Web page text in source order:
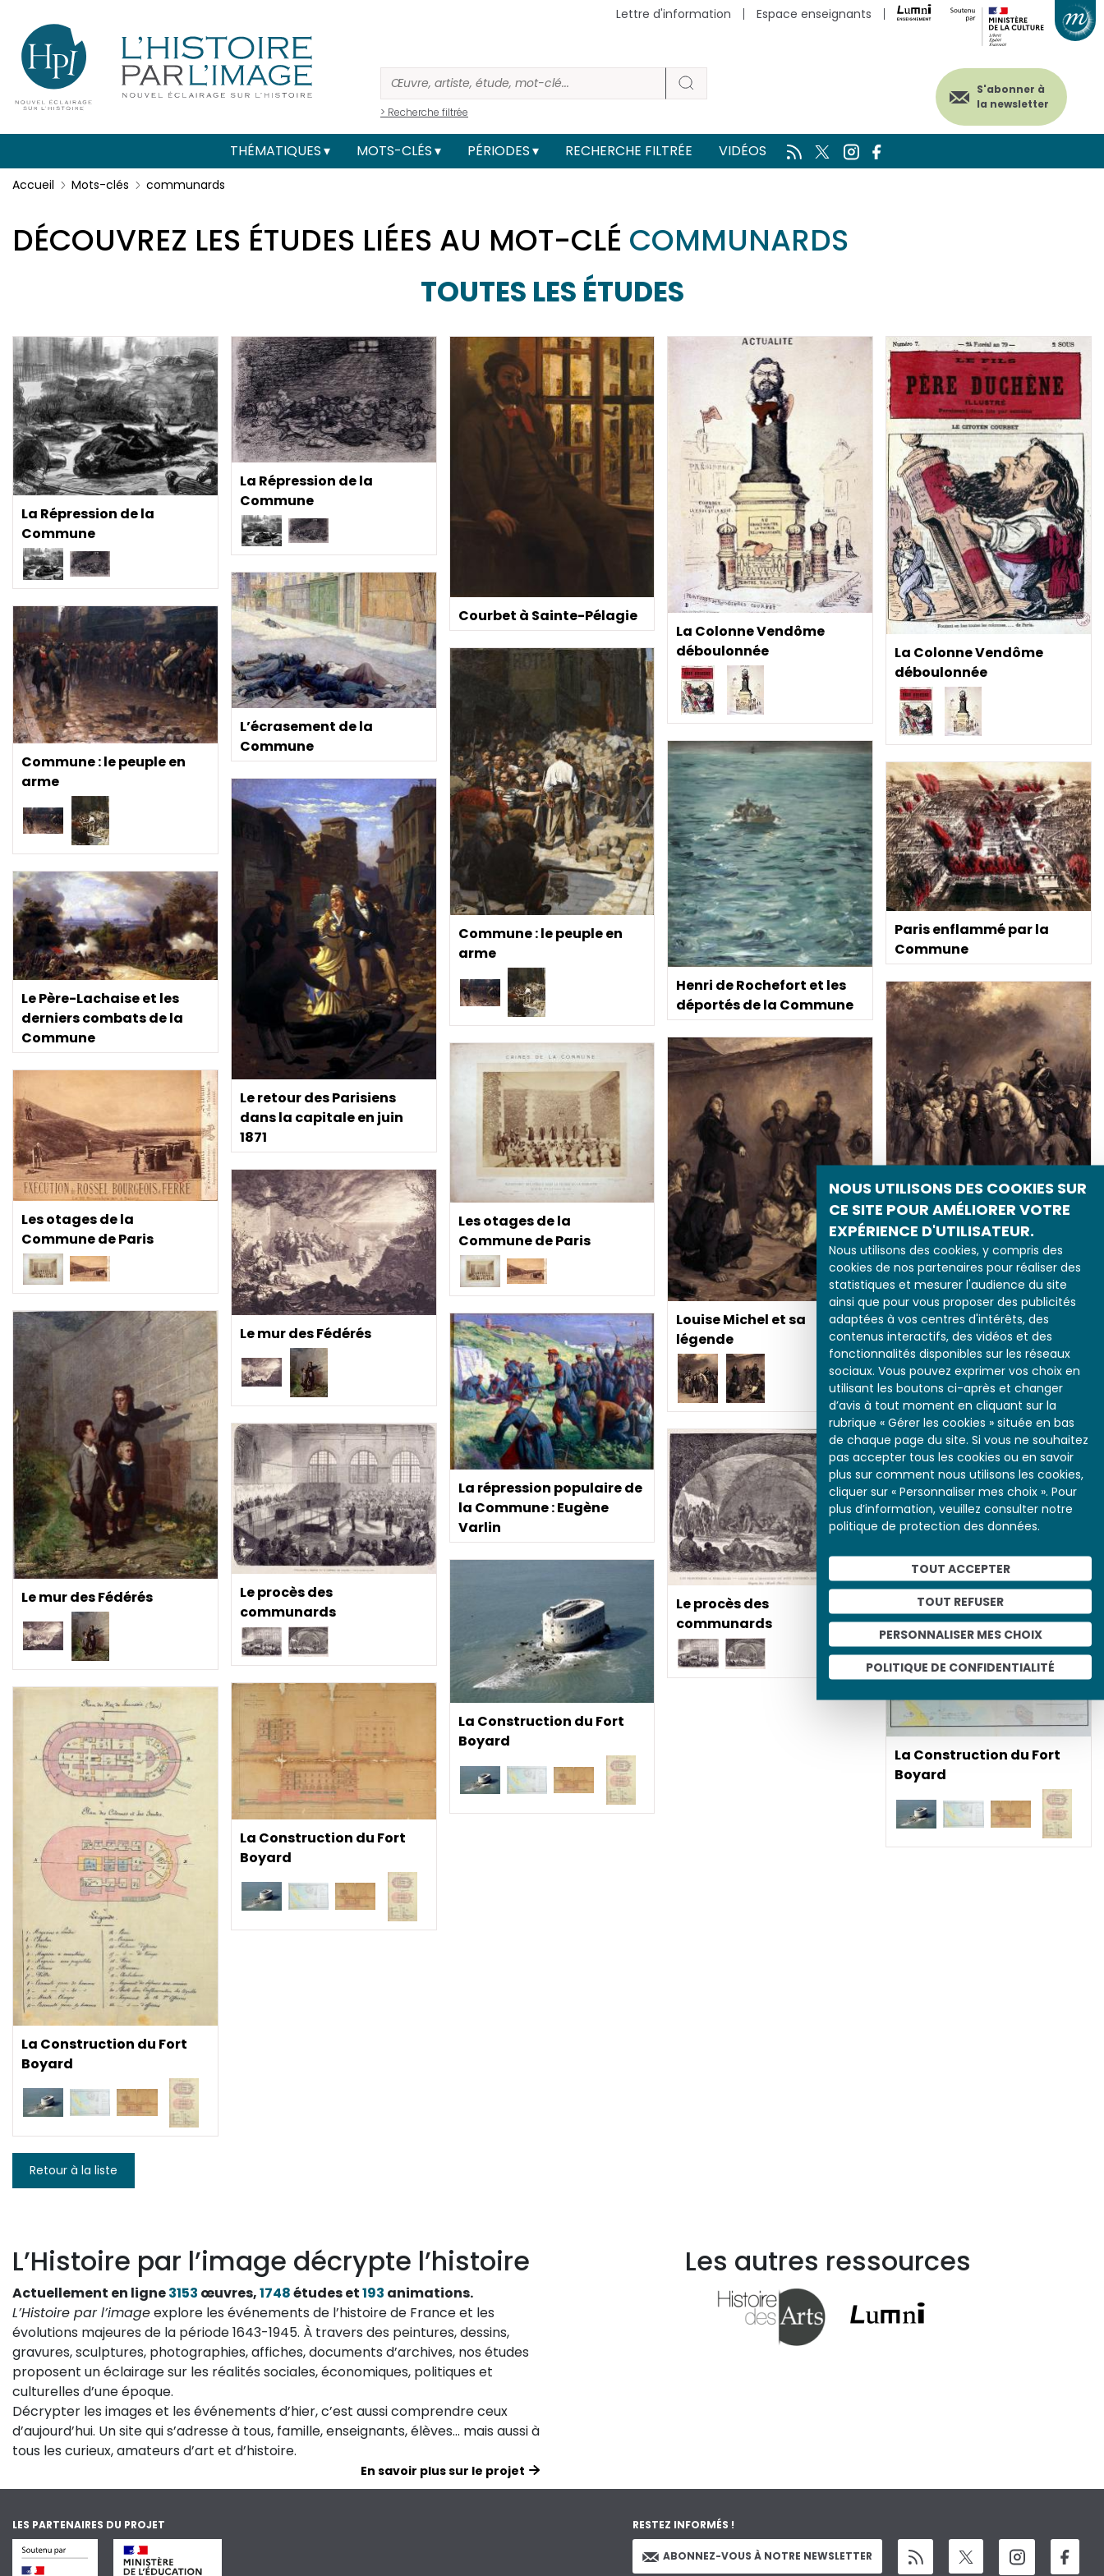
NOUS UTILISONS DES COOKIES SUR
CE SITE POUR AMÉLIORER VOTRE
EXPÉRIENCE D'UTILISATEUR.
Nous utilisons des cookies, y compris des
cookies de nos partenaires pour réaliser des
statistiques et mesurer l'audience du site
ainsi que pour vous proposer des publicités
adaptées à vos centres d'intérêts, des
contenus interactifs, des vidéos et des
fonctionnalités disponibles sur les réseaux
sociaux. Vous pouvez exprimer vos choix en
utilisant les boutons ci-après et changer
d’avis à tout moment en cliquant sur la
rubrique « Gérer les cookies » située en bas
de chaque page du site. Si vous ne souhaitez
pas accepter tous les cookies ou en savoir
plus sur comment nous utilisons les cookies,
cliquer sur « Personnaliser mes choix ». Pour
plus d’information, veuillez consulter notre
politique de protection des données.
TOUT ACCEPTER
TOUT REFUSER
PERSONNALISER MES CHOIX
POLITIQUE DE CONFIDENTIALITÉ
> Recherche filtrée
Menu
secondaire
(header)
Lettre d'information Espace enseignants
S'abonner à
la newsletter
Main
navigation
THÉMATIQUES MOTS-CLÉS PÉRIODES RECHERCHE FILTRÉE VIDÉOS
Accueil Mots-clés communards
DÉCOUVREZ LES ÉTUDES LIÉES AU MOT-CLÉ COMMUNARDS
TOUTES LES ÉTUDES
La Répression de la
Commune
La Répression de la
Commune
Courbet à Sainte-Pélagie
La Colonne Vendôme
déboulonnée
La Colonne Vendôme
déboulonnée
L’écrasement de la
Commune
Commune : le peuple en
arme
Commune : le peuple en
arme
Henri de Rochefort et les
déportés de la Commune
Paris enflammé par la
Commune
Le retour des Parisiens
dans la capitale en juin
1871
Le Père-Lachaise et les
derniers combats de la
Commune
Louise Michel et sa
légende
Louise Michel et sa
légende
Les otages de la
Commune de Paris
Les otages de la
Commune de Paris
Le mur des Fédérés
Le mur des Fédérés
La répression populaire de
la Commune : Eugène
Varlin
Image de la Commune : la
Puebla
Le procès des
communards
Le procès des
communards
La Construction du Fort
Boyard
La Construction du Fort
Boyard
La Construction du Fort
Boyard
La Construction du Fort
Boyard
Retour à la liste
L’Histoire par l’image décrypte l’histoire
Actuellement en ligne3153 œuvres,1748études et193 animations.
L’Histoire par l’imageexplore les événements de l’histoire de France et les
évolutions majeures de la période 1643-1945. À travers des peintures, dessins,
gravures, sculptures, photographies, affiches, documents d’archives, nos études
proposent un éclairage sur les réalités sociales, économiques, politiques et
culturelles d’une époque.
Décrypter les images et les événements d’hier, c’est aussi comprendre ceux
d’aujourd’hui. Un site qui s’adresse à tous, famille, enseignants, élèves… mais aussi à
tous les curieux, amateurs d’art et d’histoire.
En savoir plus sur le projet
Les autres ressources
LES PARTENAIRES DU PROJET RESTEZ INFORMÉS !
ABONNEZ-VOUS À NOTRE NEWSLETTER